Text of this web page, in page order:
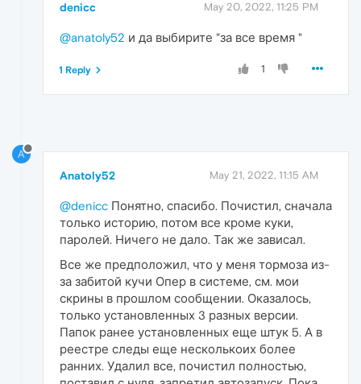
denicc May 20, 2022, 11:25 PM
@anatoly52 и да выбирите "за все время "
1
1 Reply
A
Anatoly52 May 21, 2022, 11:15 AM
@denicc Понятно, спасибо. Почистил, сначала
только историю, потом все кроме куки,
паролей. Ничего не дало. Так же зависал.
Все же предположил, что у меня тормоза из-
за забитой кучи Опер в системе, см. мои
скрины в прошлом сообщении. Оказалось,
только установленных 3 разных версии.
Папок ранее установленных еще штук 5. А в
реестре следы еще несколькоих более
ранних. Удалил все, почистил полностью,